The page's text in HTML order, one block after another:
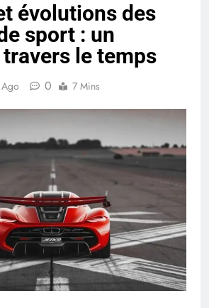
évolutions des
sport : un
le temps
0 7 Mins